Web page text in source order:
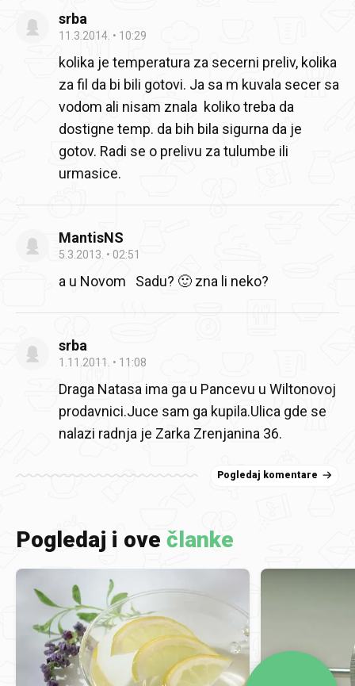
srba
11.3.2014. 10:29
kolika je temperatura za secerni preliv, kolika
za fil da bi bili gotovi. Ja sa m kuvala secer sa
vodom ali nisam znala koliko treba da
dostigne temp. da bih bila sigurna da je
gotov. Radi se o prelivu za tulumbe ili
urmasice.
MantisNS
5.3.2013. 02:51
a u Novom Sadu? 🙂 zna li neko?
srba
1.11.2011. 11:08
Draga Natasa ima ga u Pancevu u Wiltonovoj
prodavnici.Juce sam ga kupila.Ulica gde se
nalazi radnja je Zarka Zrenjanina 36.
Pogledaj komentare
Pogledaj i ove članke